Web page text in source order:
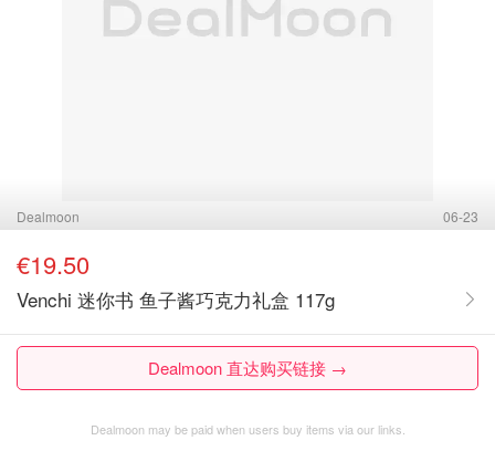
Dealmoon 06-23
€19.50
Venchi 迷你书 鱼子酱巧克力礼盒 117g
Dealmoon 直达购买链接 →
Dealmoon may be paid when users buy items via our links.